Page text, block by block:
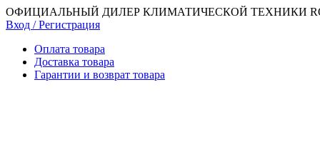
ОФИЦИАЛЬНЫЙ ДИЛЕР КЛИМАТИЧЕСКОЙ ТЕХНИКИ
Вход / Регистрация
Оплата товара
Доставка товара
Гарантии и возврат товара